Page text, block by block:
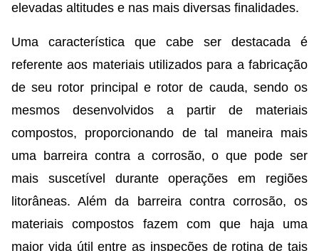
elevadas altitudes e nas mais diversas finalidades.
Uma característica que cabe ser destacada é
referente aos materiais utilizados para a fabricação
de seu rotor principal e rotor de cauda, sendo os
mesmos desenvolvidos a partir de materiais
compostos, proporcionando de tal maneira mais
uma barreira contra a corrosão, o que pode ser
mais suscetível durante operações em regiões
litorâneas. Além da barreira contra corrosão, os
materiais compostos fazem com que haja uma
maior vida útil entre as inspeções de rotina de tais